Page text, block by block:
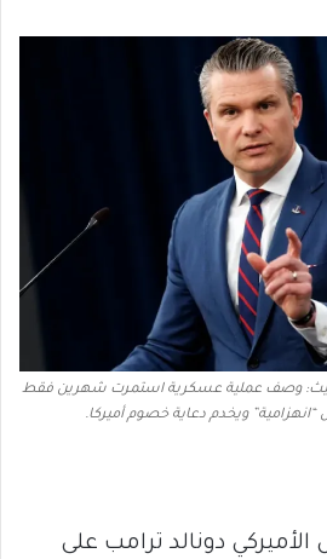
وصف عملية عسكرية استمرت شهرين فقط
ويخدم دعاية خصوم أميركا.
دونالد ترامب على